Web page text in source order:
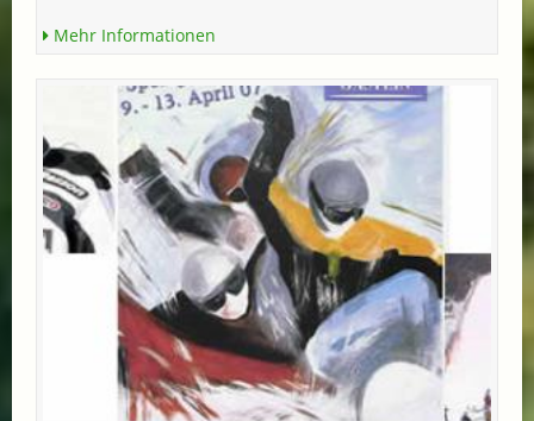
Mehr Informationen